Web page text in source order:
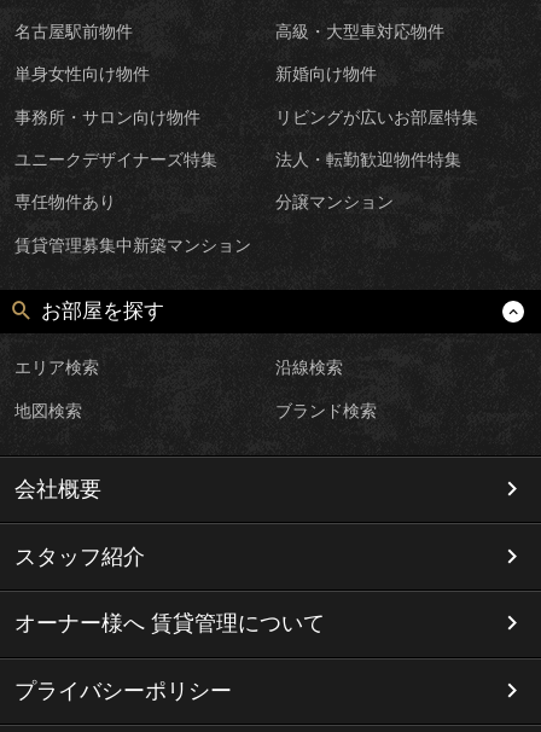
名古屋駅前物件 高級・大型車対応物件
単身女性向け物件 新婚向け物件
事務所・サロン向け物件 リビングが広いお部屋特集
ユニークデザイナーズ特集 法人・転勤歓迎物件特集
専任物件あり 分譲マンション
賃貸管理募集中新築マンション
お部屋を探す
エリア検索 沿線検索
地図検索 ブランド検索
会社概要
スタッフ紹介
オーナー様へ 賃貸管理について
プライバシーポリシー